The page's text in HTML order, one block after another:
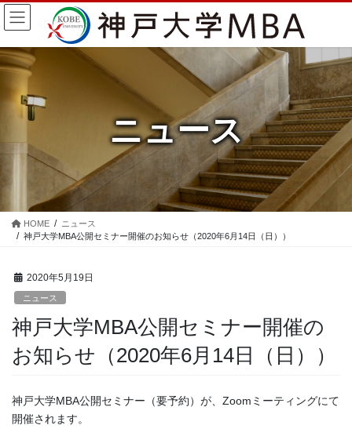
コ
ン
ン
ナ
ビ
ー
ニュース
HOME
ニュース
神戸大学MBA公開セミナー開催のお知らせ（2020年6月14日（日））
2020年5月19日
ニュース
神戸大学MBA公開セミナー開催の
お知らせ（2020年6月14日（日））
神戸大学MBA公開セミナー（要予約）が、Zoomミーティングにて
開催されます。